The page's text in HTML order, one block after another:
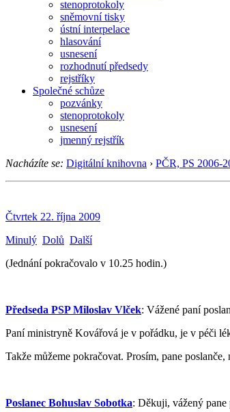
stenoprotokoly
sněmovní tisky
ústní interpelace
hlasování
usnesení
rozhodnutí předsedy
rejstříky
Společné schůze
pozvánky
stenoprotokoly
usnesení
jmenný rejstřík
Nacházíte se: Digitální knihovna › PČR, PS 2006-
Čtvrtek 22. října 2009
Minulý Dolů Další
(Jednání pokračovalo v 10.25 hodin.)
Předseda PSP Miloslav Vlček: Vážené paní
Paní ministryně Kovářová je v pořádku, je v péči
Takže můžeme pokračovat. Prosím, pane poslanče,
Poslanec Bohuslav Sobotka: Děkuji, vážený